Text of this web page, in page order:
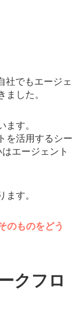
社でもエージェ
した。
す。
を活用するシー
エージェント
す。
のものをどう
クフロ